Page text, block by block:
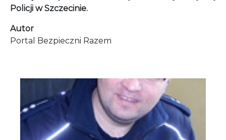
Policji w Szczecinie.
Autor
Portal Bezpieczni Razem